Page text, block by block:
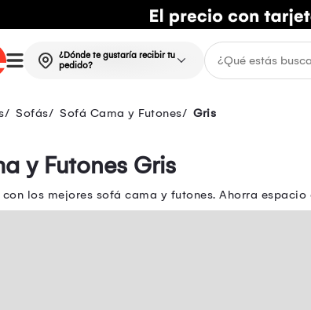
¿Dónde te gustaría recibir tu
pedido?
Sofás Sofá Cama y Futones Gris
y Futones Gris
con los mejores sofá cama y futones. Ahorra